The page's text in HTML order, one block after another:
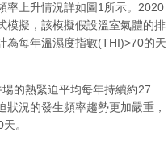
率上升情況詳如圖1所示。2020
模擬，該模擬假設溫室氣體的排
為每年溫濕度指數(THI)>70的天
的熱緊迫平均每年持續約27
況的發生頻率趨勢更加嚴重，
。